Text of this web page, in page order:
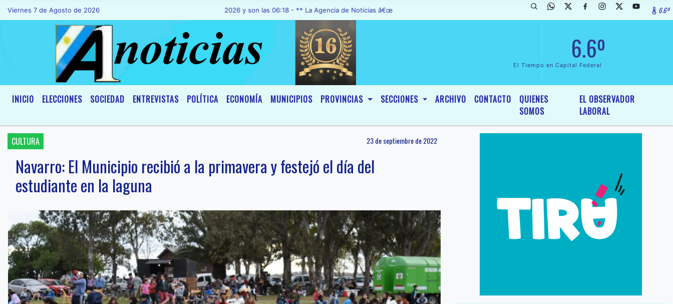
Viernes 7 de Agosto de 2026Hoy es Viernes 7 de Agosto de 2026 y son las 06:18 - ** La Agencia de Noticias â€œA1 Noticiasâ€, fue declarada de InterÃ©s General y Legislativo, por Ordenanza NÂº 6236/19 del6.6º
6.6º
El Tiempo en Capital Federal
INICIO ELECCIONES SOCIEDAD ENTREVISTAS POLÍTICA ECONOMÍA MUNICIPIOS PROVINCIAS SECCIONES ARCHIVO CONTACTO
QUIENES
SOMOS
EL OBSERVADOR
LABORAL
CULTURA 23 de septiembre de 2022
Navarro: El Municipio recibió a la primavera y festejó el día del
estudiante en la laguna